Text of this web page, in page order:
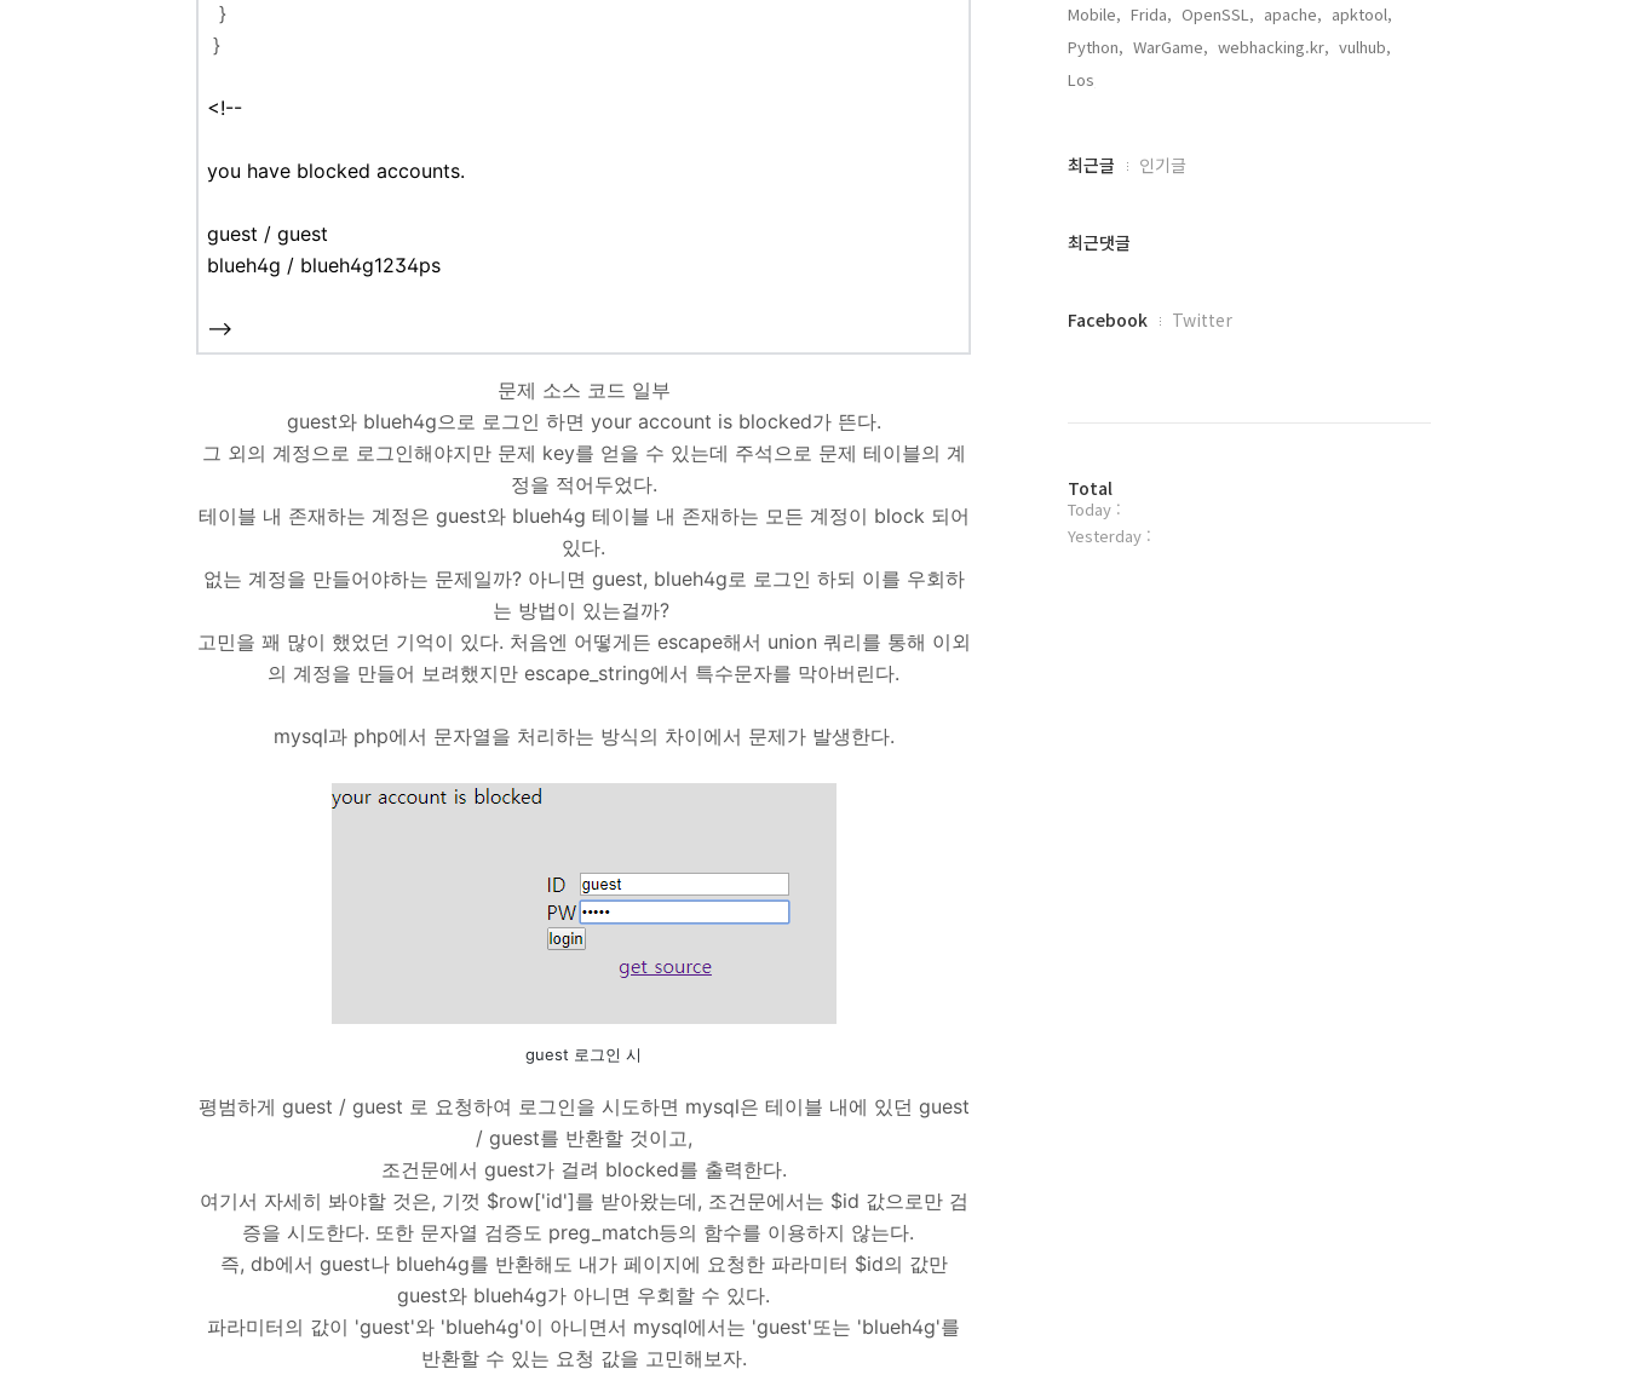
}
}
<!--
you have blocked accounts.
guest / guest
blueh4g / blueh4g1234ps
-->
문제 소스 코드 일부
guest와 blueh4g으로 로그인 하면 your account is blocked가 뜬다.
그 외의 계정으로 로그인해야지만 문제 key를 얻을 수 있는데 주석으로 문제 테이블의 계
정을 적어두었다.
테이블 내 존재하는 계정은 guest와 blueh4g 테이블 내 존재하는 모든 계정이 block 되어
있다.
없는 계정을 만들어야하는 문제일까? 아니면 guest, blueh4g로 로그인 하되 이를 우회하
는 방법이 있는걸까?
고민을 꽤 많이 했었던 기억이 있다. 처음엔 어떻게든 escape해서 union 쿼리를 통해 이외
의 계정을 만들어 보려했지만 escape_string에서 특수문자를 막아버린다.
mysql과 php에서 문자열을 처리하는 방식의 차이에서 문제가 발생한다.
guest 로그인 시
평범하게 guest / guest 로 요청하여 로그인을 시도하면 mysql은 테이블 내에 있던 guest
/ guest를 반환할 것이고,
조건문에서 guest가 걸려 blocked를 출력한다.
여기서 자세히 봐야할 것은, 기껏 $row['id']를 받아왔는데, 조건문에서는 $id 값으로만 검
증을 시도한다. 또한 문자열 검증도 preg_match등의 함수를 이용하지 않는다.
즉, db에서 guest나 blueh4g를 반환해도 내가 페이지에 요청한 파라미터 $id의 값만
guest와 blueh4g가 아니면 우회할 수 있다.
파라미터의 값이 'guest'와 'blueh4g'이 아니면서 mysql에서는 'guest'또는 'blueh4g'를
반환할 수 있는 요청 값을 고민해보자.
Mobile, Frida, OpenSSL, apache, apktool,
Python, WarGame, webhacking.kr, vulhub,
Los,
최
과
글
최근글 인기글
최근댓글
페
플
러
그
Facebook Twitter
방
문
자
Total
Today :
Yesterday :